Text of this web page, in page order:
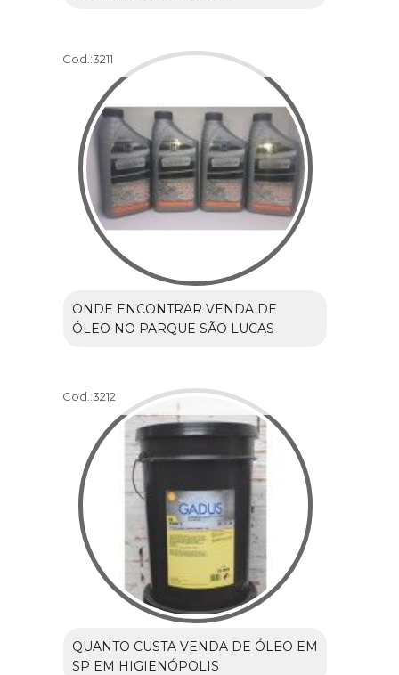
Cod.:3211
ONDE ENCONTRAR VENDA DE
ÓLEO NO PARQUE SÃO LUCAS
Cod.:3212
QUANTO CUSTA VENDA DE ÓLEO EM
SP EM HIGIENÓPOLIS